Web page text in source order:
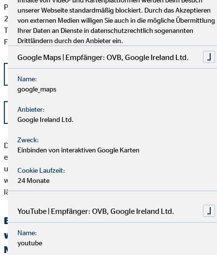
Postfach 101424
20009 Hamburg
Tel: +49 (0) 40 -696 508 - 90
Fax: +49 (0) 40 - 696 508 -91
kontakt@schlichtung-finanzberatung.de
www.schlichtung-finanzberatung.de
Der Kunde sollte beachten, dass das Schlichtungsverfahren
erst angerufen werden kann, wenn seiner Beschwerde durch
unser Unternehmen nicht zu seiner Zufriedenheit abgeholfen
werden konnte, oder unser Unternehmen seine Beschwerde
länger als zwei Monate nicht bearbeitet hat.
Erklärung über die Berücksichtigung der
wichtigsten nachteiligen Auswirkungen auf
Nachhaltigkeitsfaktoren bei der
unserer Webseite standardmäßig blockiert. Durch das Akzeptieren
von externen Medien willigen Sie auch in die mögliche Übermittlung
Ihrer Daten an Dienste in datenschutzrechtlich sogenannten
Drittländern durch den Anbieter ein.
Google Maps | Empfänger: OVB, Google Ireland Ltd.
Name:
google_maps
Anbieter:
Google Ireland Ltd.
Zweck:
Einbinden von interaktiven Google Karten
Cookie Laufzeit:
24 Monate
YouTube | Empfänger: OVB, Google Ireland Ltd.
Name:
youtube